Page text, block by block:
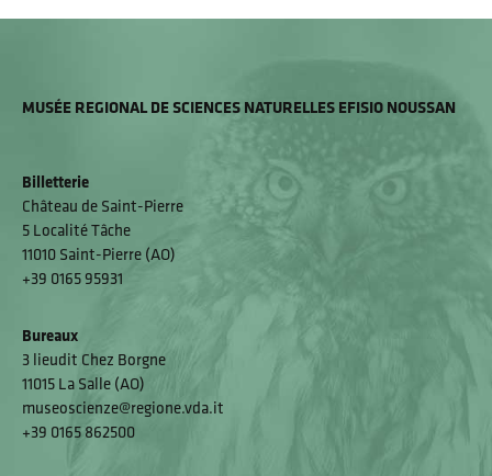
MUSÉE REGIONAL DE SCIENCES NATURELLES EFISIO NOUSSAN
Billetterie
Château de Saint-Pierre
5 Localité Tâche
11010 Saint-Pierre (AO)
+39 0165 95931
Bureaux
3 lieudit Chez Borgne
11015 La Salle (AO)
museoscienze@regione.vda.it
+39 0165 862500